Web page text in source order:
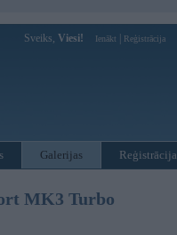
Sveiks, Viesi! Ienākt Reģistrācija
Galerijas Reģistrācija
MK3 Turbo